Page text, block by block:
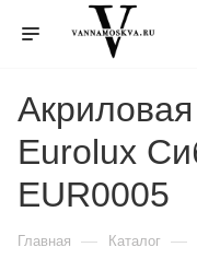
Eurolux
EUR0005
Главная — Каталог —